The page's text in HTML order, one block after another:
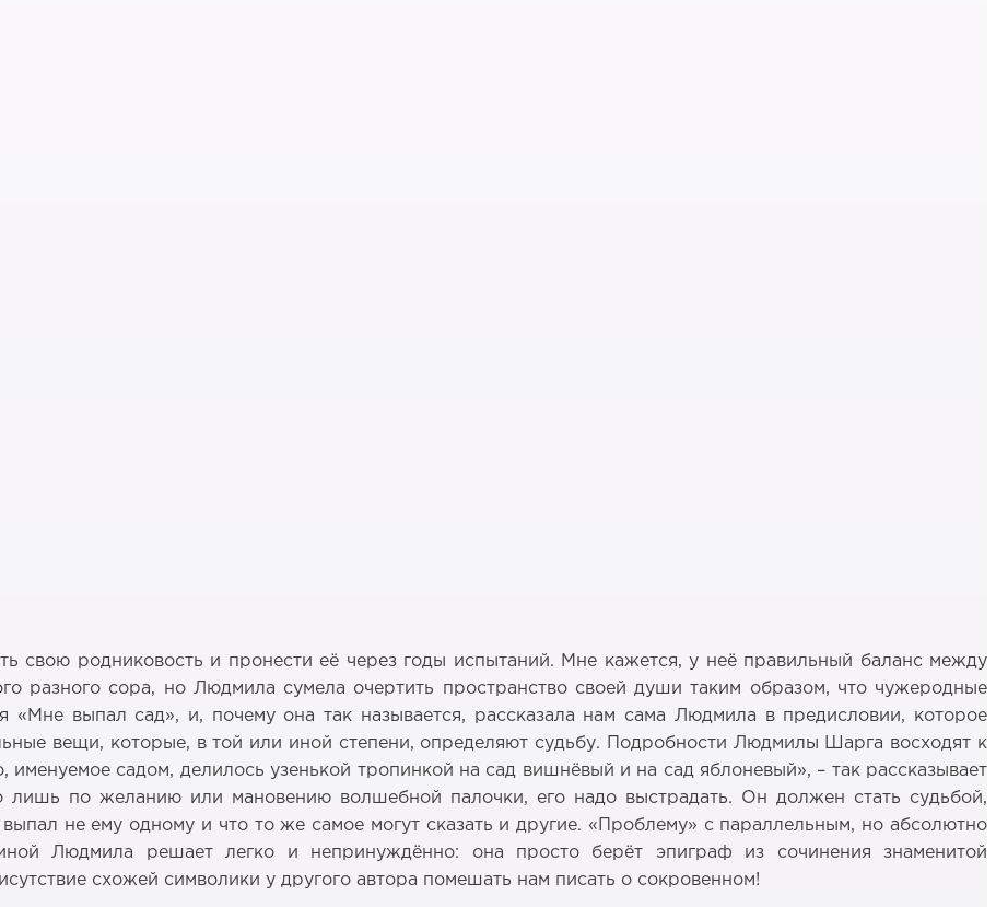
свою родниковость и пронести её через годы испытаний. Мне кажется, у неё правильный баланс между
разного сора, но Людмила сумела очертить пространство своей души таким образом, что чужеродные
«Мне выпал сад», и, почему она так называется, рассказала нам сама Людмила в предисловии, которое
вещи, которые, в той или иной степени, определяют судьбу. Подробности Людмилы Шарга восходят к
именуемое садом, делилось узенькой тропинкой на сад вишнёвый и на сад яблоневый», – так рассказывает
лишь по желанию или мановению волшебной палочки, его надо выстрадать. Он должен стать судьбой,
не ему одному и что то же самое могут сказать и другие. «Проблему» с параллельным, но абсолютно
Людмила решает легко и непринуждённо: она просто берёт эпиграф из сочинения знаменитой
схожей символики у другого автора помешать нам писать о сокровенном!